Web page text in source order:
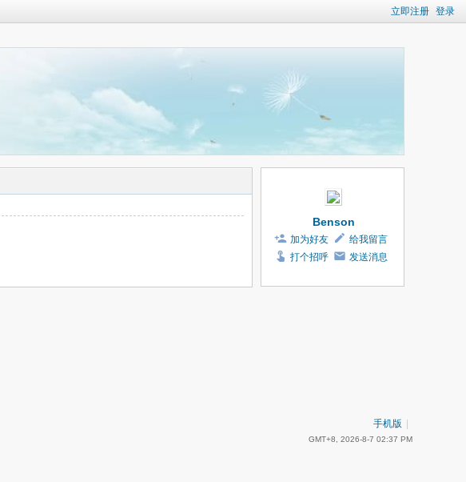
立即注册 登录
Benson
加为好友
给我留言
打个招呼
发送消息
手机版
GMT+8, 2026-8-7 02:37 PM